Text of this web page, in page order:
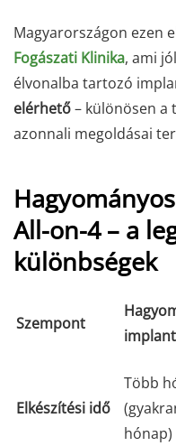
Magyarországon ezen
Fogászati Klinika, ami
élvonalba tartozó
elérhető– különösen a
azonnali megoldásai
All-on-4 – a
különbségek
Szempont
Elkészítési idő
Több
hónap)